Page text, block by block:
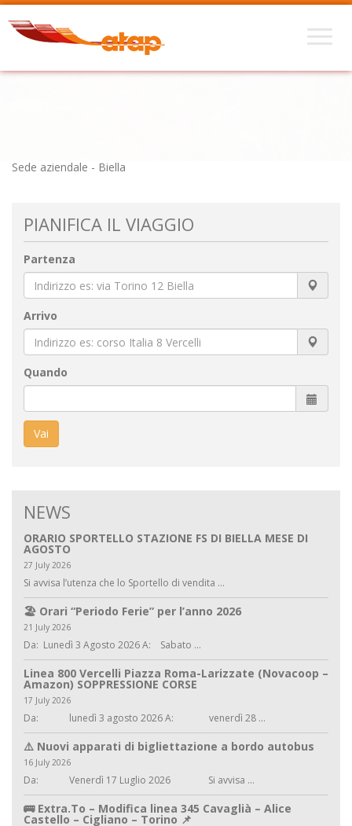
Sede aziendale - Biella
PIANIFICA IL VIAGGIO
Partenza
Arrivo
Quando
Vai
NEWS
ORARIO SPORTELLO STAZIONE FS DI BIELLA MESE DI
AGOSTO
27 July 2026
Si avvisa l’utenza che lo Sportello di vendita ...
🏖️ Orari “Periodo Ferie” per l’anno 2026
21 July 2026
Da: Lunedì 3 Agosto 2026 A: Sabato ...
Linea 800 Vercelli Piazza Roma-Larizzate (Novacoop –
Amazon) SOPPRESSIONE CORSE
17 July 2026
Da: lunedì 3 agosto 2026 A: venerdì 28 ...
⚠️ Nuovi apparati di bigliettazione a bordo autobus
16 July 2026
Da: Venerdì 17 Luglio 2026 Si avvisa ...
🚌 Extra.To – Modifica linea 345 Cavaglià – Alice
Castello – Cigliano – Torino 📌